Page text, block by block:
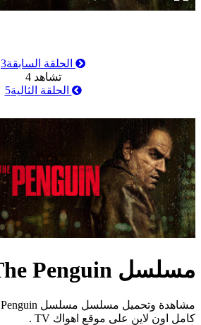
الحلقة السابقة3
تشاهد4
الحلقة الثالية5
مسلسل The Penguin مترجم
كامل اون لاين على موقع اهواك TV .